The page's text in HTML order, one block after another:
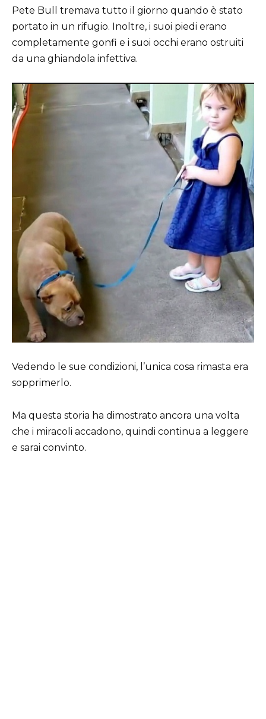
Pete Bull tremava tutto il giorno quando è stato
portato in un rifugio. Inoltre, i suoi piedi erano
completamente gonfi e i suoi occhi erano ostruiti
da una ghiandola infettiva.
Vedendo le sue condizioni, l’unica cosa rimasta era
sopprimerlo.
Ma questa storia ha dimostrato ancora una volta
che i miracoli accadono, quindi continua a leggere
e sarai convinto.